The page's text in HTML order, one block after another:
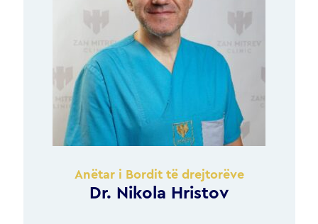
Anëtar i Bordit të drejtorëve
Dr. Nikola Hristov